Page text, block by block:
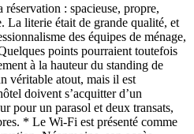
: spacieuse, propre,
La literie était de grande qualité, et
des équipes de ménage,
points pourraient toutefois
à la hauteur du standing de
véritable atout, mais il est
doivent s’acquitter d’un
pour un parasol et deux transats,
* Le Wi-Fi est présenté comme